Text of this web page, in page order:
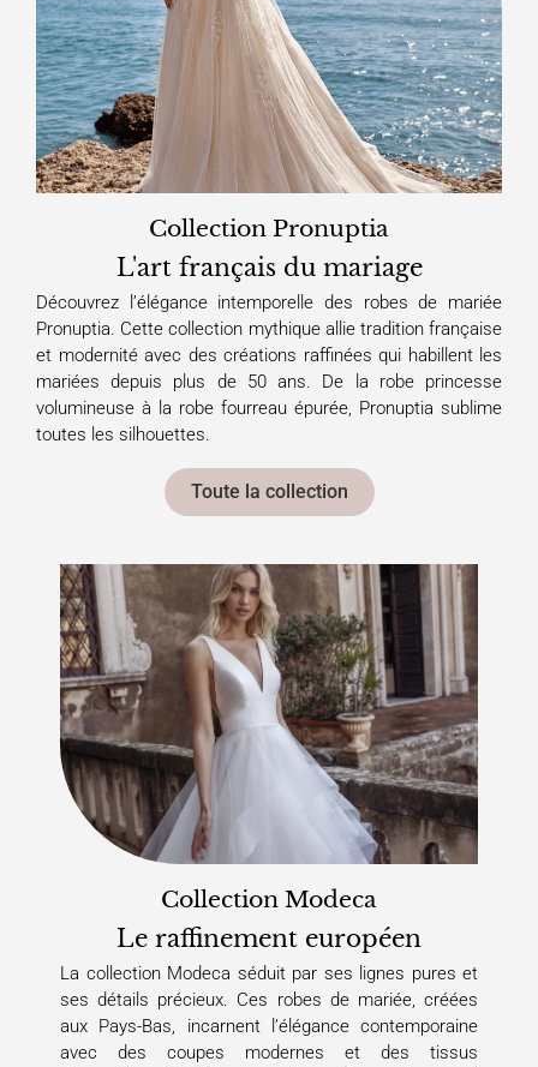
Collection Pronuptia
L'art français du mariage
Découvrez l’élégance intemporelle des robes de mariée
Pronuptia. Cette collection mythique allie tradition française
et modernité avec des créations raffinées qui habillent les
mariées depuis plus de 50 ans. De la robe princesse
volumineuse à la robe fourreau épurée, Pronuptia sublime
toutes les silhouettes.
Toute la collection
Collection Modeca
Le raffinement européen
La collection Modeca séduit par ses lignes pures et
ses détails précieux. Ces robes de mariée, créées
aux Pays-Bas, incarnent l’élégance contemporaine
avec des coupes modernes et des tissus